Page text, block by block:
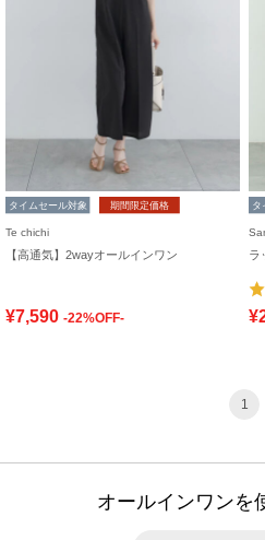
タイムセール対象 期間限定価格
Te chichi
【高通気】2wayオールインワン
¥7,590 -22%OFF-
タ
ラ
1
オールインワンを